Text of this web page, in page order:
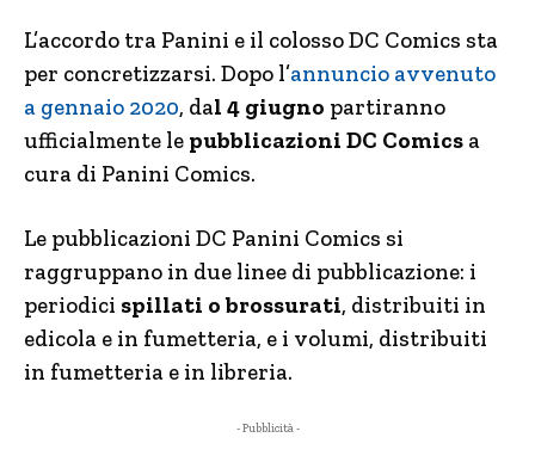
L’accordo tra Panini e il colosso DC Comics sta
per concretizzarsi. Dopo l’annuncio avvenuto
a gennaio 2020, dal 4 giugno partiranno
ufficialmente le pubblicazioni DC Comics a
cura di Panini Comics.
Le pubblicazioni DC Panini Comics si
raggruppano in due linee di pubblicazione: i
periodici spillati o brossurati, distribuiti in
edicola e in fumetteria, e i volumi, distribuiti
in fumetteria e in libreria.
- Pubblicità -